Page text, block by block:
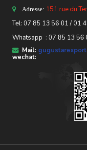
Adresse: 151 rue du
Tel: 07 85 13 56 01 / 01
Whatsapp : 07 85 13 56
Mail:
wechat: